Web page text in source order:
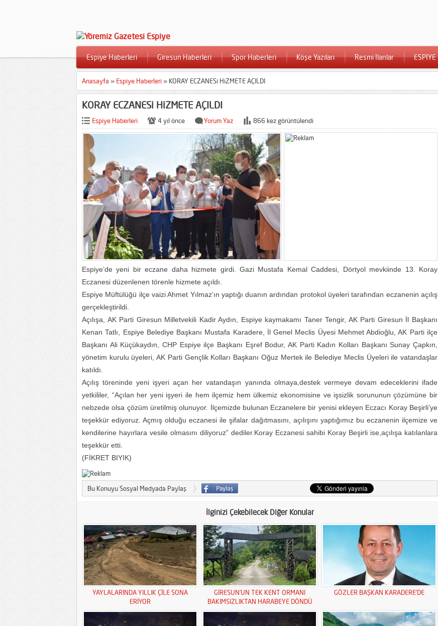
Espiye Haberleri Giresun Haberleri Spor Haberleri Köşe Yazıları Resmi İlanlar ESPİYE
Anasayfa » Espiye Haberleri » KORAY ECZANESi HiZMETE AÇILDI
KORAY ECZANESi HiZMETE AÇILDI
Espiye Haberleri 4 yıl önce Yorum Yaz 866 kez görüntülendi
Espiye’de yeni bir eczane daha hizmete girdi. Gazi Mustafa Kemal Caddesi, Dörtyol mevkiinde 13. Koray
Eczanesi düzenlenen törenle hizmete açıldı.
Espiye Müftülüğü ilçe vaizi Ahmet Yılmaz’ın yaptığı duanın ardından protokol üyeleri tarafından eczanenin açılış
gerçekleştirildi.
Açılışa, AK Parti Giresun Milletvekili Kadir Aydın, Espiye kaymakamı Taner Tengir, AK Parti Giresun İl Başkanı
Kenan Tatlı, Espiye Belediye Başkanı Mustafa Karadere, İl Genel Meclis Üyesi Mehmet Abdioğlu, AK Parti ilçe
Başkanı Ali Küçükaydın, CHP Espiye ilçe Başkanı Eşref Bodur, AK Parti Kadın Kolları Başkanı Sunay Çapkın,
yönetim kurulu üyeleri, AK Parti Gençlik Kolları Başkanı Oğuz Mertek ile Belediye Meclis Üyeleri ile vatandaşlar
katıldı.
Açılış töreninde yeni işyeri açan her vatandaşın yanında olmaya,destek vermeye devam edeceklerini ifade
yetkililer, “Açılan her yeni işyeri ile hem ilçemiz hem ülkemiz ekonomisine ve işsizlik sorununun çözümüne bir
nebzede olsa çözüm üretilmiş olunuyor. İlçemizde bulunan Eczanelere bir yenisi ekleyen Eczacı Koray Beşirli’ye
teşekkür ediyoruz. Açmış olduğu eczanesi ile şifalar dağıtmasını, açılışını yaptığımız bu eczanenin ilçemize ve
kendilerine hayırlara vesile olmasını diliyoruz” dediler.Koray Eczanesi sahibi Koray Beşirli ise,açılışa katılanlara
teşekkür etti.
(FİKRET BIYIK)
Bu Konuyu Sosyal Medyada Paylaş
İlginizi Çekebilecek Diğer Konular
YAYLALARINDA YILLIK ÇİLE SONA
ERİYOR
GİRESUN’UN TEK KENT ORMANI
BAKIMSIZLIKTAN HARABEYE DÖNDÜ
GÖZLER BAŞKAN KARADERE’DE